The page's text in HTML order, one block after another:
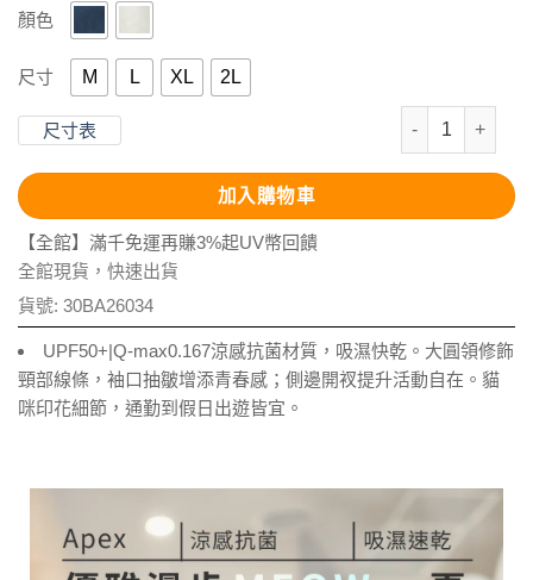
顏色
尺寸 M L XL 2L
尺寸表
抗UV-Apex涼
加入購物車
【全館】滿千免運再賺3%起UV幣回饋
全館現貨，快速出貨
貨號: 30BA26034
UPF50+|Q-max0.167涼感抗菌材質，吸濕快乾。大圓領修飾
頸部線條，袖口抽皺增添青春感；側邊開衩提升活動自在。貓
咪印花細節，通勤到假日出遊皆宜。